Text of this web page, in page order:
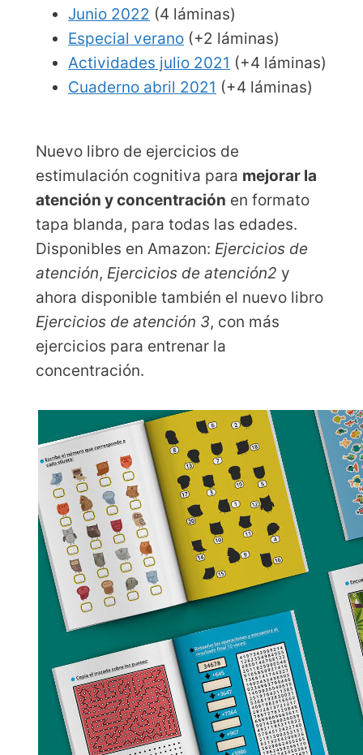
Junio 2022 (4 láminas)
Especial verano (+2 láminas)
Actividades julio 2021 (+4 láminas)
Cuaderno abril 2021 (+4 láminas)
Nuevo libro de ejercicios de
estimulación cognitiva para mejorar la
atención y concentración en formato
tapa blanda, para todas las edades.
Disponibles en Amazon: Ejercicios de
atención, Ejercicios de atención2 y
ahora disponible también el nuevo libro
Ejercicios de atención 3, con más
ejercicios para entrenar la
concentración.